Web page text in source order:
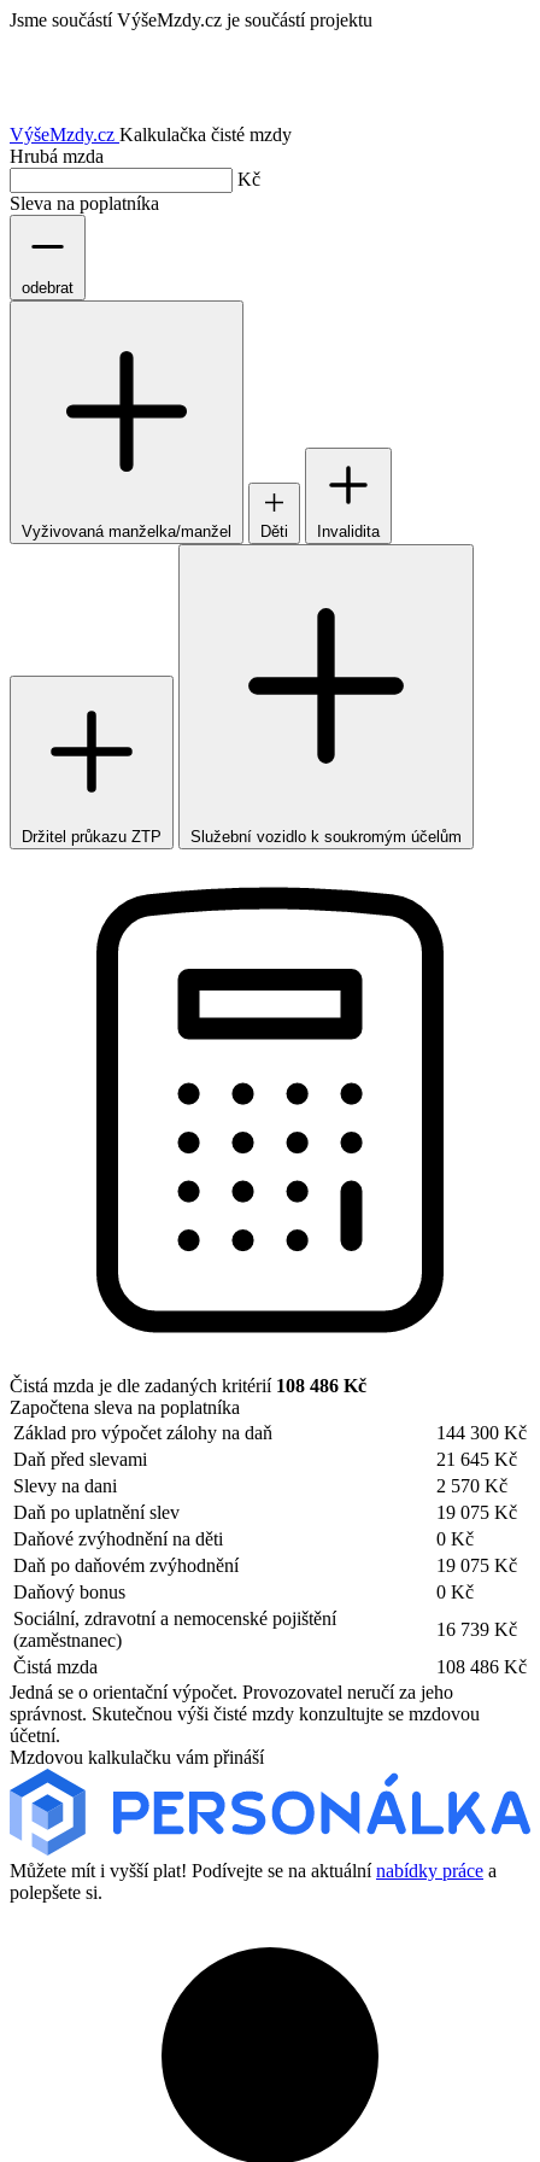
Jsme součástí VýšeMzdy.cz je součástí projektu
VýšeMzdy.cz Kalkulačka čisté mzdy
Hrubá mzda
Kč
Sleva na poplatníka
odebrat
Vyživovaná manželka/manžel Děti Invalidita
Držitel průkazu ZTP Služební vozidlo k soukromým účelům
Čistá mzda je dle zadaných kritérií 108 486 Kč
Započtena sleva na poplatníka
Základ pro výpočet zálohy na daň
144 300 Kč
Daň před slevami
21 645 Kč
Slevy na dani
2 570 Kč
Daň po uplatnění slev
19 075 Kč
Daňové zvýhodnění na děti
0 Kč
Daň po daňovém zvýhodnění
19 075 Kč
Daňový bonus
0 Kč
Sociální, zdravotní a nemocenské pojištění
(zaměstnanec)
16 739 Kč
Čistá mzda
108 486 Kč
Jedná se o orientační výpočet. Provozovatel neručí za jeho
správnost. Skutečnou výši čisté mzdy konzultujte se mzdovou
účetní.
Mzdovou kalkulačku vám přináší
Můžete mít i vyšší plat! Podívejte se na aktuálnínabídky práce a
polepšete si.